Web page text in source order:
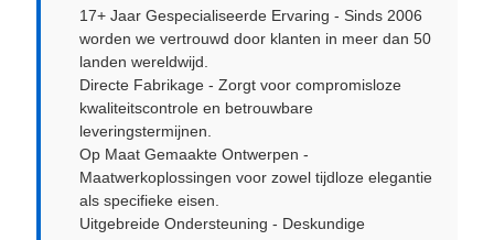
17+ Jaar Gespecialiseerde Ervaring - Sinds 2006
worden we vertrouwd door klanten in meer dan 50
landen wereldwijd.
Directe Fabrikage - Zorgt voor compromisloze
kwaliteitscontrole en betrouwbare
leveringstermijnen.
Op Maat Gemaakte Ontwerpen -
Maatwerkoplossingen voor zowel tijdloze elegantie
als specifieke eisen.
Uitgebreide Ondersteuning - Deskundige